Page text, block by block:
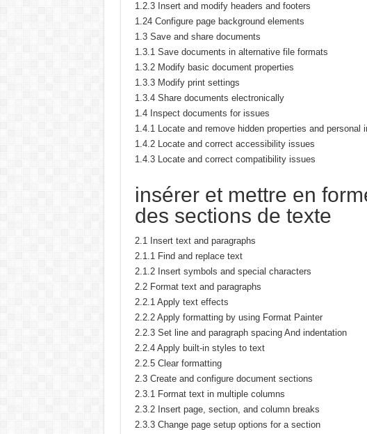
1.2.3 Insert and modify headers and footers
1.24 Configure page background elements
1.3 Save and share documents
1.3.1 Save documents in alternative file formats
1.3.2 Modify basic document properties
1.3.3 Modify print settings
1.3.4 Share documents electronically
1.4 Inspect documents for issues
1.4.1 Locate and remove hidden properties and personal
1.4.2 Locate and correct accessibility issues
1.4.3 Locate and correct compatibility issues
insérer et mettre en
des sections de texte
2.1 Insert text and paragraphs
2.1.1 Find and replace text
2.1.2 Insert symbols and special characters
2.2 Format text and paragraphs
2.2.1 Apply text effects
2.2.2 Apply formatting by using Format Painter
2.2.3 Set line and paragraph spacing And indentation
2.2.4 Apply built-in styles to text
2.2.5 Clear formatting
2.3 Create and configure document sections
2.3.1 Format text in multiple columns
2.3.2 Insert page, section, and column breaks
2.3.3 Change page setup options for a section